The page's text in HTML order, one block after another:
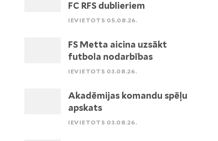
FC RFS dublieriem
IEVIETOTS 05.08.26.
FS Metta aicina uzsākt
futbola nodarbības
IEVIETOTS 03.08.26.
Akadēmijas komandu spēļu
apskats
IEVIETOTS 03.08.26.